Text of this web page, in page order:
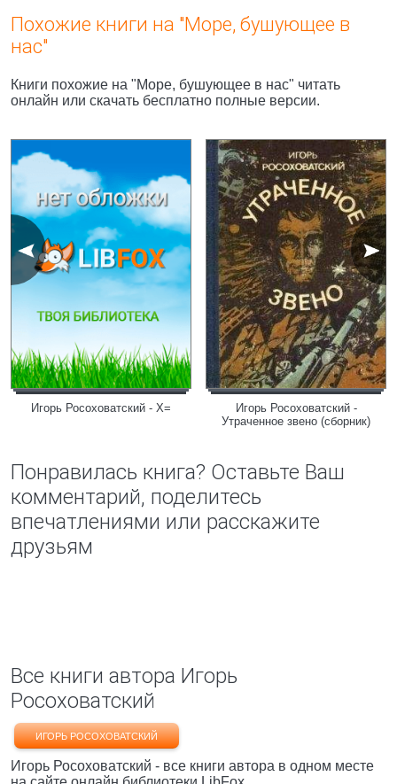
Похожие книги на "Море, бушующее в
нас"
Книги похожие на "Море, бушующее в нас" читать
онлайн или скачать бесплатно полные версии.
Игорь Росоховатский - X=
Игорь Росоховатский -
Утраченное звено (сборник)
Понравилась книга? Оставьте Ваш
комментарий, поделитесь
впечатлениями или расскажите
друзьям
Все книги автора Игорь
Росоховатский
ИГОРЬ РОСОХОВАТСКИЙ
Игорь Росоховатский - все книги автора в одном месте